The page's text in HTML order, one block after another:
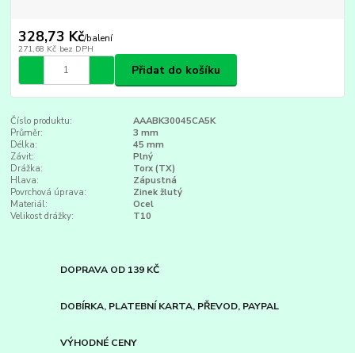
328,73 Kč/balení
271,68 Kč bez DPH
Přidat do košíku
Číslo produktu:
AAABK30045CA5K
Průměr:
3 mm
Délka:
45 mm
Závit:
Plný
Drážka:
Torx (TX)
Hlava:
Zápustná
Povrchová úprava:
Zinek žlutý
Materiál:
Ocel
Velikost drážky:
T10
DOPRAVA OD 139 KČ
DOBÍRKA, PLATEBNÍ KARTA, PŘEVOD, PAYPAL
VÝHODNÉ CENY